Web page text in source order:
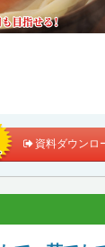
資料ダウンロ